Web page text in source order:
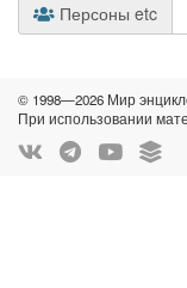
Персоны etc
© 1998—2026 Мир
При использовании